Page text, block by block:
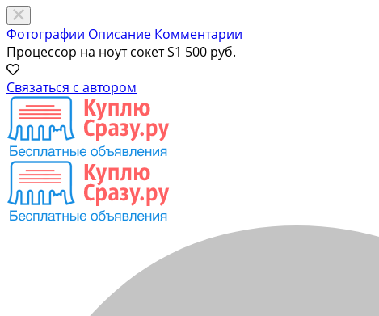
Фотографии Описание Комментарии
Процессор на ноут сокет S1 500 руб.
Связаться с автором